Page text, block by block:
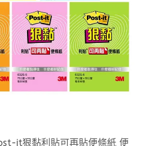
it狠黏利貼可再貼便條紙 便